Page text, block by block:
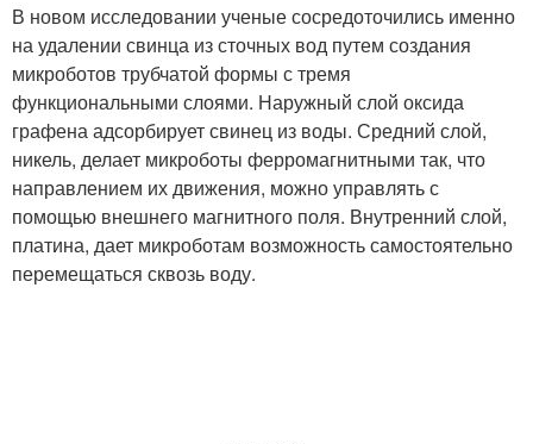
В новом исследовании ученые сосредоточились именно
на удалении свинца из сточных вод путем создания
микроботов трубчатой формы с тремя
функциональными слоями. Наружный слой оксида
графена адсорбирует свинец из воды. Средний слой,
никель, делает микроботы ферромагнитными так, что
направлением их движения, можно управлять с
помощью внешнего магнитного поля. Внутренний слой,
платина, дает микроботам возможность самостоятельно
перемещаться сквозь воду.